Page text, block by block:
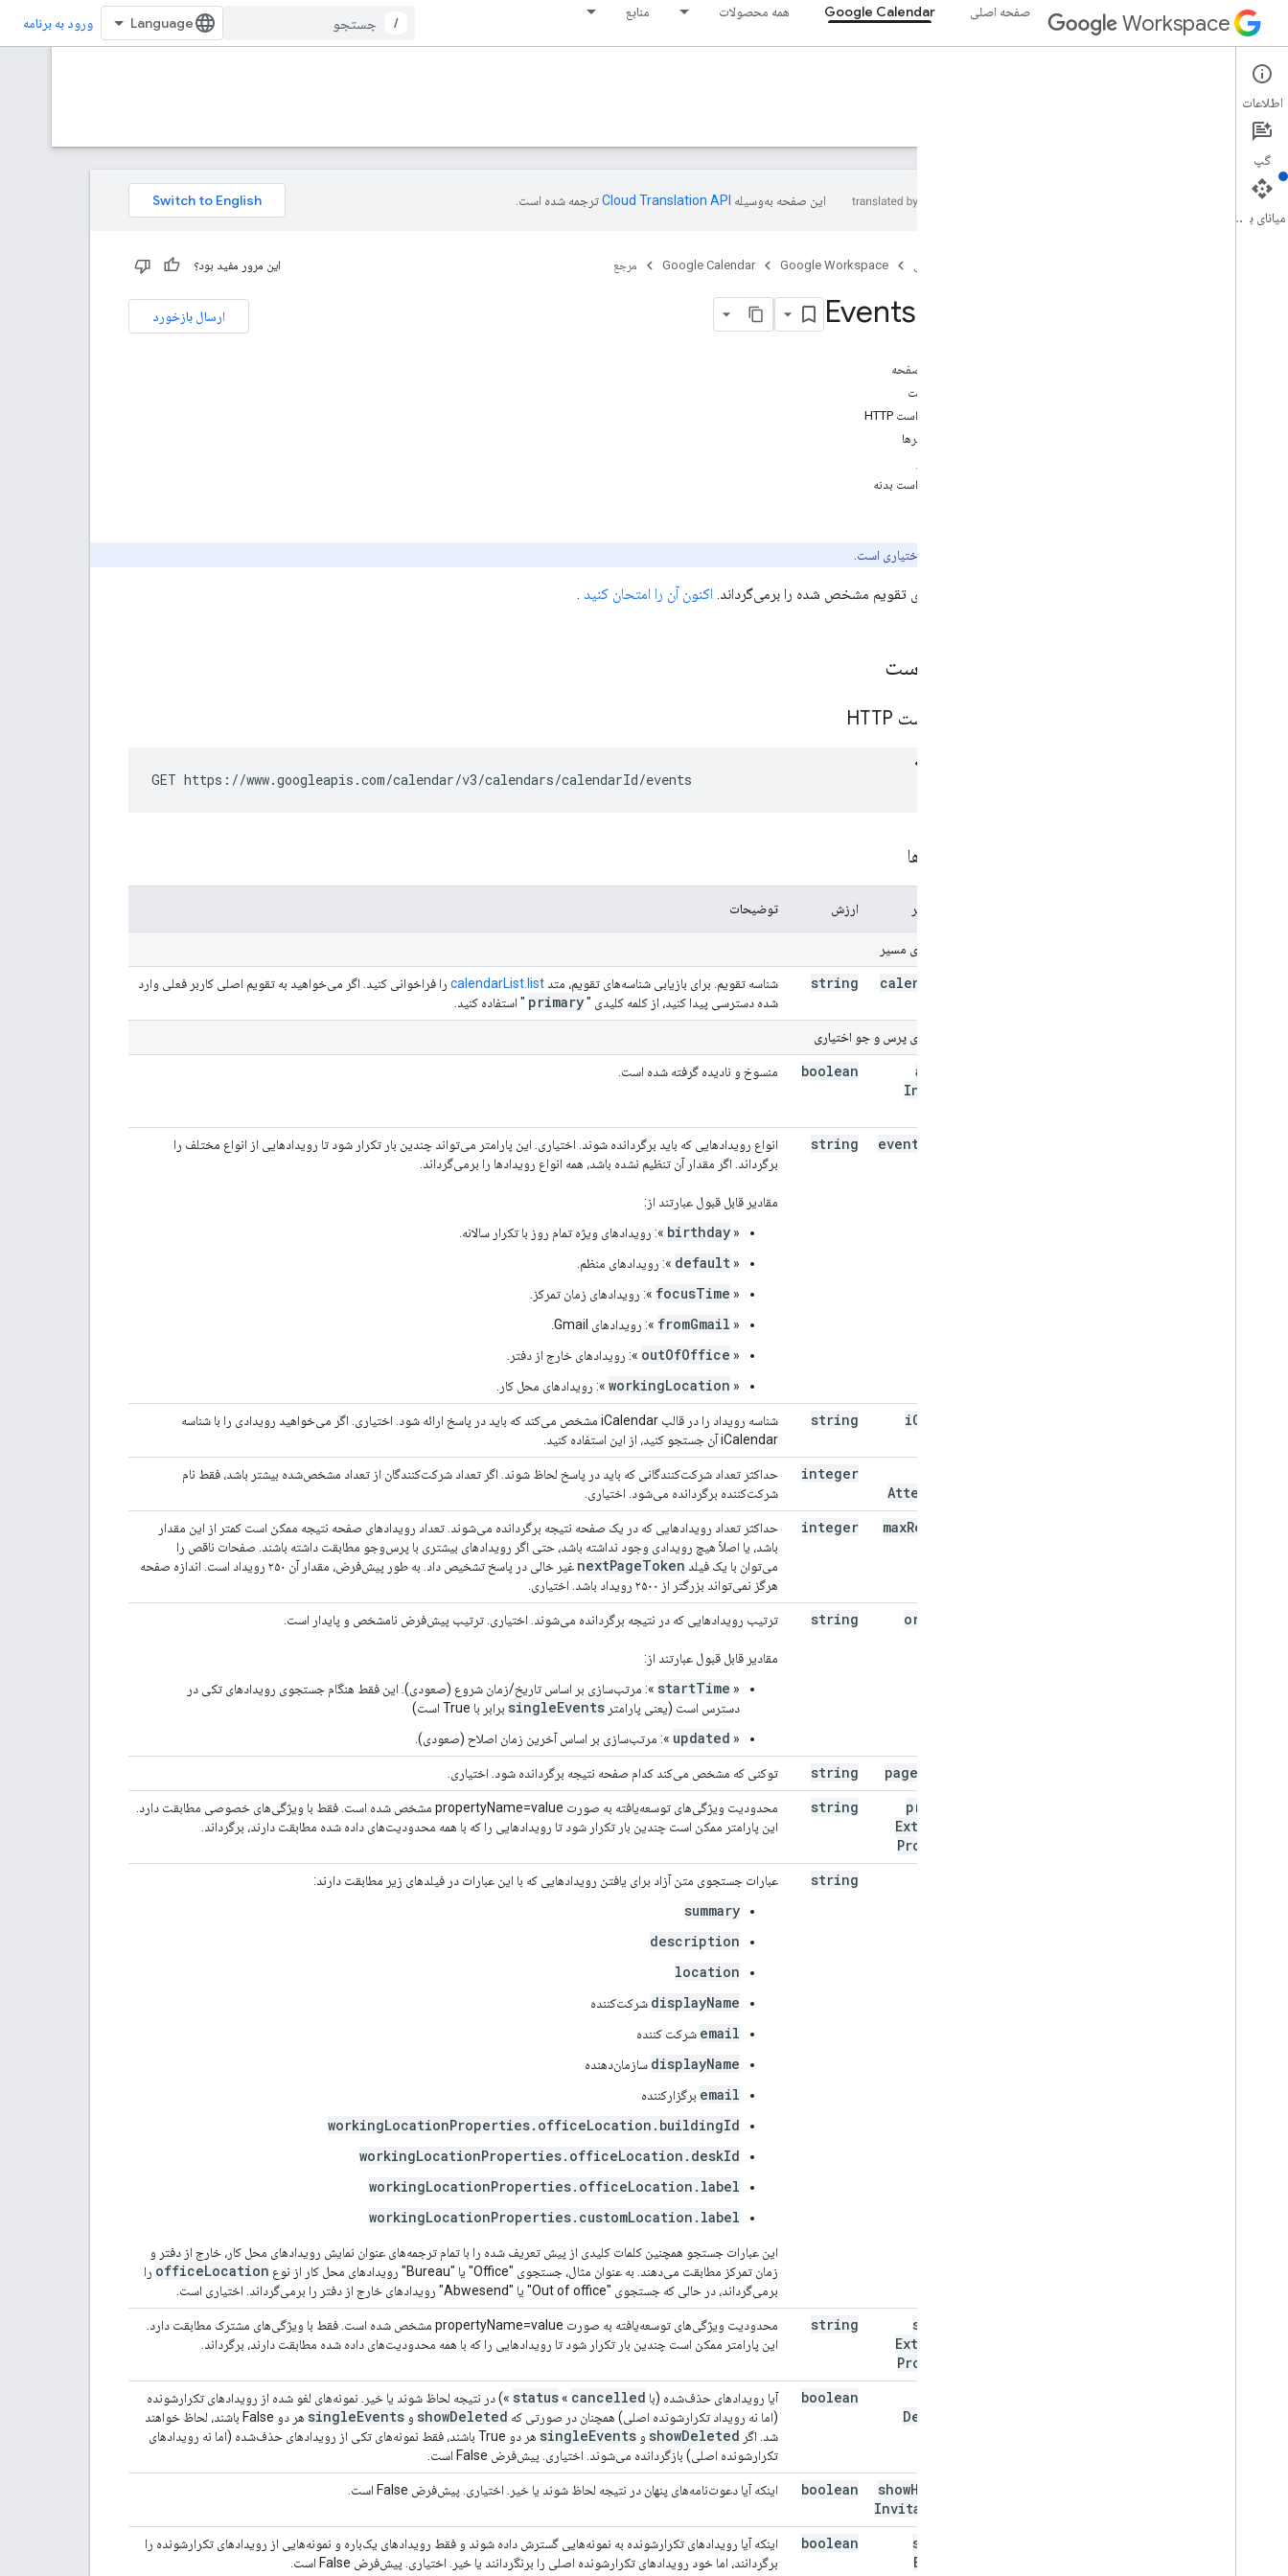
Workspace صفحه اصلی Google Calendar همه محصولات منابع
/ ورود به برنامه
Google Calendar
نمای کلی
این صفحه به‌وسیله ترجمه شده است.
صفحه اصلی Google Workspace
Google Calendar مرجع این مرور مفید بود؟
ارسال بازخورد Events: list
در این صفحه
درخواست
درخواست HTTP
پارامترها
درخواست بدنه
اختیاری است.
رویدادهای تقویم مشخص شده را برمی‌گرداند. اکنون آن را امتحان کنید .
درخواست
درخواست HTTP
GET https://www.googleapis.com/calendar/v3/calendars/calendarId/events
پارامترها
نام پارامتر ارزش توضیحات
پارامترهای مسیر
calendar
string شناسه تقویم. برای بازیابی شناسه‌های تقویم، متد calendarList.list را فراخوانی کنید. اگر می‌خواهید به تقویم اصلی کاربر فعلی وارد
شده دسترسی پیدا کنید، از کلمه کلیدی "primary " استفاده کنید.
پارامترهای پرس و جو اختیاری
always
Include
boolean منسوخ و نادیده گرفته شده است.
event
string
انواع رویدادهایی که باید برگردانده شوند. اختیاری. این پارامتر می‌تواند چندین بار تکرار شود تا رویدادهایی از انواع مختلف را
برگرداند. اگر مقدار آن تنظیم نشده باشد، همه انواع رویدادها را برمی‌گرداند.
مقادیر قابل قبول عبارتند از:
«
birthday »: رویدادهای ویژه تمام روز با تکرار سالانه.
«
default »: رویدادهای منظم.
«
focusTime »: رویدادهای زمان تمرکز.
«
fromGmail »: رویدادهای Gmail.
«
outOfOffice »: رویدادهای خارج از دفتر.
«
workingLocation »: رویدادهای محل کار.
iCal
string
شناسه رویداد را در قالب iCalendar مشخص می‌کند که باید در پاسخ ارائه شود. اختیاری. اگر می‌خواهید رویدادی را با شناسه
iCalendar آن جستجو کنید، از این استفاده کنید.
Attendees
integer
حداکثر تعداد شرکت‌کنندگانی که باید در پاسخ لحاظ شوند. اگر تعداد شرکت‌کنندگان از تعداد مشخص‌شده بیشتر باشد، فقط نام
شرکت‌کننده برگردانده می‌شود. اختیاری.
maxResults
integer
حداکثر تعداد رویدادهایی که در یک صفحه نتیجه برگردانده می‌شوند. تعداد رویدادهای صفحه نتیجه ممکن است کمتر از این مقدار
باشد، یا اصلاً هیچ رویدادی وجود نداشته باشد، حتی اگر رویدادهای بیشتری با پرس‌وجو مطابقت داشته باشند. صفحات ناقص را
می‌توان با یک فیلد
nextPageToken
غیر خالی در پاسخ تشخیص داد. به طور پیش‌فرض، مقدار آن ۲۵۰ رویداد است. اندازه صفحه
هرگز نمی‌تواند بزرگتر از ۲۵۰۰ رویداد باشد. اختیاری.
order
string ترتیب رویدادهایی که در نتیجه برگردانده می‌شوند. اختیاری. ترتیب پیش‌فرض نامشخص و پایدار است.
مقادیر قابل قبول عبارتند از:
«
startTime »: مرتب‌سازی بر اساس تاریخ/زمان شروع (صعودی). این فقط هنگام جستجوی رویدادهای تکی در
دسترس است (یعنی پارامتر singleEvents برابر با True است)
«
updated »: مرتب‌سازی بر اساس آخرین زمان اصلاح (صعودی).
page
string توکنی که مشخص می‌کند کدام صفحه نتیجه برگردانده شود. اختیاری.
private
Extended
Property
string
محدودیت ویژگی‌های توسعه‌یافته به صورت propertyName=value مشخص شده است. فقط با ویژگی‌های خصوصی مطابقت دارد.
این پارامتر ممکن است چندین بار تکرار شود تا رویدادهایی را که با همه محدودیت‌های داده شده مطابقت دارند، برگرداند.
string عبارات جستجوی متن آزاد برای یافتن رویدادهایی که با این عبارات در فیلدهای زیر مطابقت دارند:
summary
description
location
displayName شرکت‌کننده
email شرکت کننده
displayName سازمان‌دهنده
email برگزارکننده
workingLocationProperties.officeLocation.buildingId
workingLocationProperties.officeLocation.deskId
workingLocationProperties.officeLocation.label
workingLocationProperties.customLocation.label
این عبارات جستجو همچنین کلمات کلیدی از پیش تعریف شده را با تمام ترجمه‌های عنوان نمایش رویدادهای محل کار، خارج از دفتر و
زمان تمرکز مطابقت می‌دهند. به عنوان مثال، جستجوی "Office" یا "Bureau" رویدادهای محل کار از نوع
officeLocation را
برمی‌گرداند، در حالی که جستجوی "Out of office" یا "Abwesend" رویدادهای خارج از دفتر را برمی‌گرداند. اختیاری است.
shared
Extended
Property
string
محدودیت ویژگی‌های توسعه‌یافته به صورت propertyName=value مشخص شده است. فقط با ویژگی‌های مشترک مطابقت دارد.
این پارامتر ممکن است چندین بار تکرار شود تا رویدادهایی را که با همه محدودیت‌های داده شده مطابقت دارند، برگرداند.
Deleted
boolean آیا رویدادهای حذف‌شده (با status« cancelled
») در نتیجه لحاظ شوند یا خیر. نمونه‌های لغو شده از رویدادهای تکرارشونده
(اما نه رویداد تکرارشونده اصلی) همچنان در صورتی که
showDeleted و singleEvents
هر دو False باشند، لحاظ خواهند
شد. اگر
showDeleted و singleEvents
هر دو True باشند، فقط نمونه‌های تکی از رویدادهای حذف‌شده (اما نه رویدادهای
تکرارشونده اصلی) بازگردانده می‌شوند. اختیاری. پیش‌فرض False است.
showHidden
Invitations
boolean اینکه آیا دعوت‌نامه‌های پنهان در نتیجه لحاظ شوند یا خیر. اختیاری. پیش‌فرض False است.
single
Events
boolean
اینکه آیا رویدادهای تکرارشونده به نمونه‌هایی گسترش داده شوند و فقط رویدادهای یک‌باره و نمونه‌هایی از رویدادهای تکرارشونده را
برگردانند، اما خود رویدادهای تکرارشونده اصلی را برنگردانند یا خیر. اختیاری. پیش‌فرض False است.
اطلاعات
گپ
میانای برنامه‌سازی کاربردی